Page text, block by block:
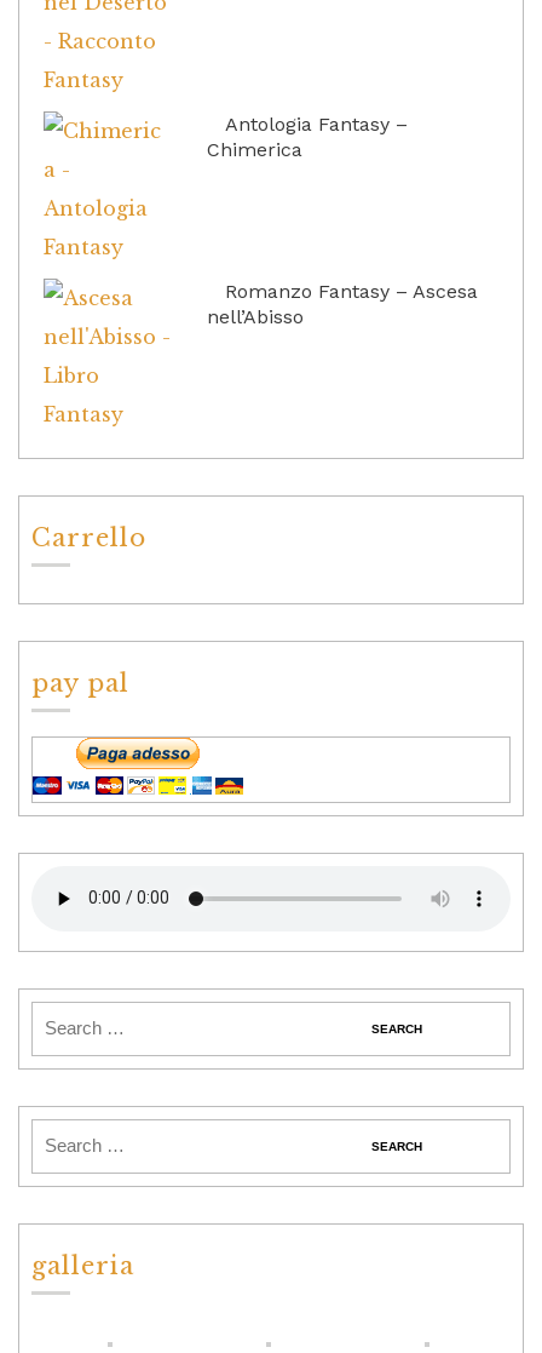
Antologia Fantasy –
Chimerica
Romanzo Fantasy – Ascesa
nell’Abisso
Carrello
pay pal
galleria